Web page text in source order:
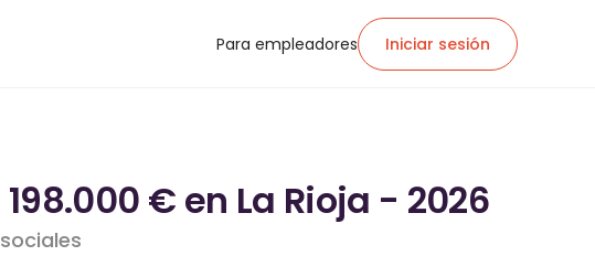
Para empleadores Iniciar sesión
€ en La Rioja - 2026